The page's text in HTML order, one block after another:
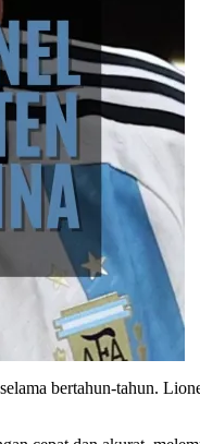
bertahun-tahun.